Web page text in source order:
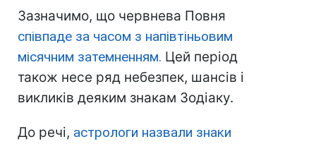
Зазначимо, що червнева Повня
співпаде за часом з напівтіньовим
місячним затемненням. Цей період
також несе ряд небезпек, шансів і
викликів деяким знакам Зодіаку.
До речі, астрологи назвали знаки